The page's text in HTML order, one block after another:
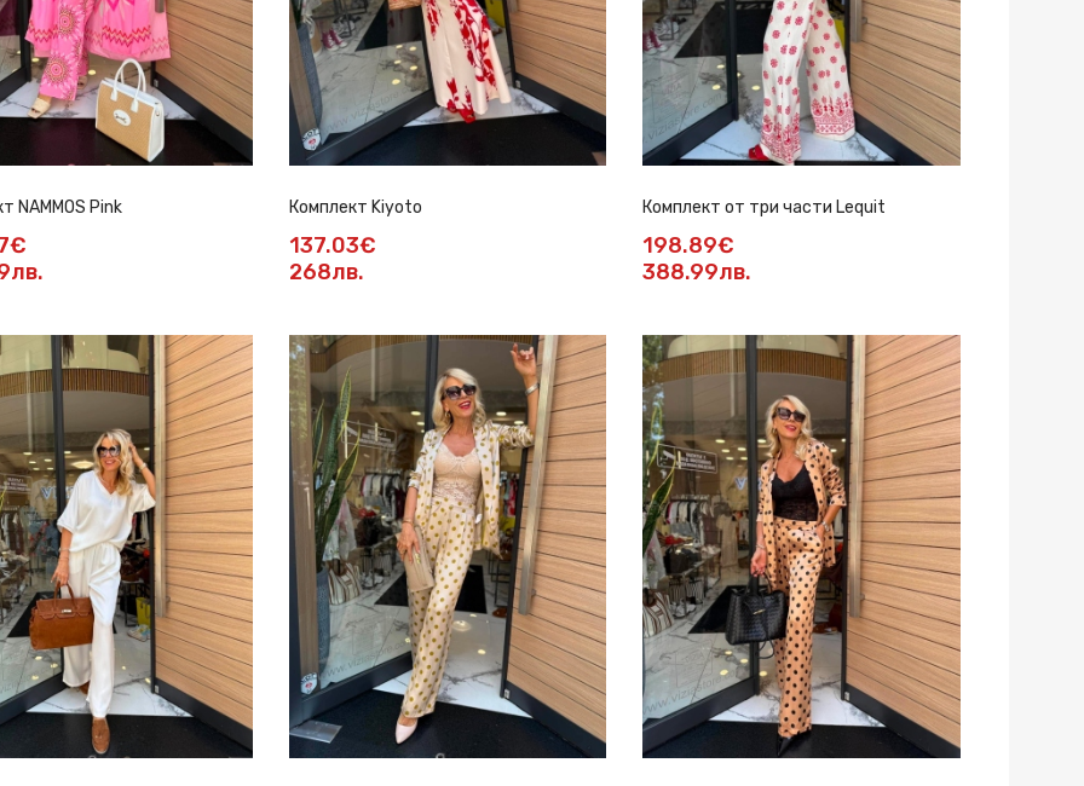
NAMМОS Pink Комплект Kiyoto
137.03€
268лв.
Комплект от три части Lequit
198.89€
388.99лв.